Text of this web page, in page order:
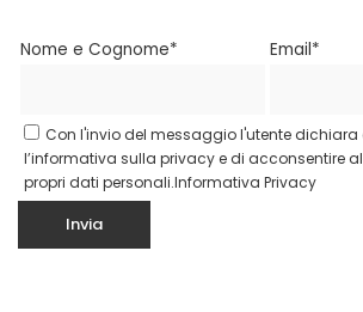
Nome e Cognome* Email*
Con l'invio del messaggio l'utente dichiara
l’informativa sulla privacy e di acconsentire
propri dati personali.Informativa Privacy